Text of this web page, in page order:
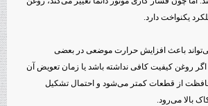
یکنواخت دارد.
باعث افزایش حرارت موضعی در بعضی
روغن کیفیت کافی نداشته باشد یا زمان تعویض آن
از قطعات کمتر می‌شود و احتمال تشکیل
بالا می‌رود.